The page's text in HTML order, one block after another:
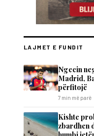
LAJMET E FUNDIT
Ngecin
Madrid,
përfitojë
7 min më parë
Kishte
zbardhen